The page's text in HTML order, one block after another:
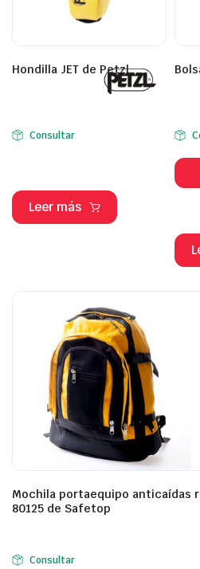
Hondilla JET de Petzl
Consultar
Leer más
Mochila portaequipo anticaídas
80125 de Safetop
Consultar